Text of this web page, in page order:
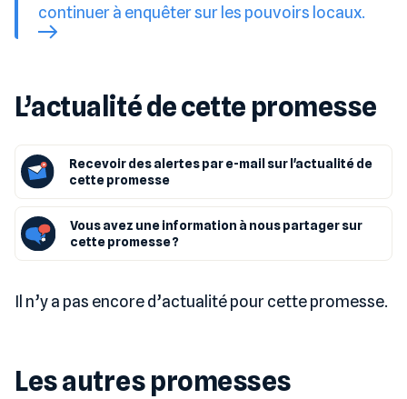
continuer à enquêter sur les pouvoirs locaux.
L’actualité de cette promesse
Recevoir des alertes par e-mail sur l'actualité de
cette promesse
Vous avez une information à nous partager sur
cette promesse ?
Il n’y a pas encore d’actualité pour cette promesse.
Les autres promesses